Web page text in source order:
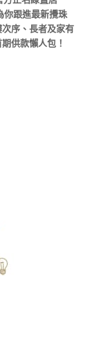
你跟進最新攪珠
序、長者及家有
供款懶人包！